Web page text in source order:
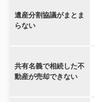
遺産分割協議がまとま
らない
共有名義で相続した不
動産が売却できない